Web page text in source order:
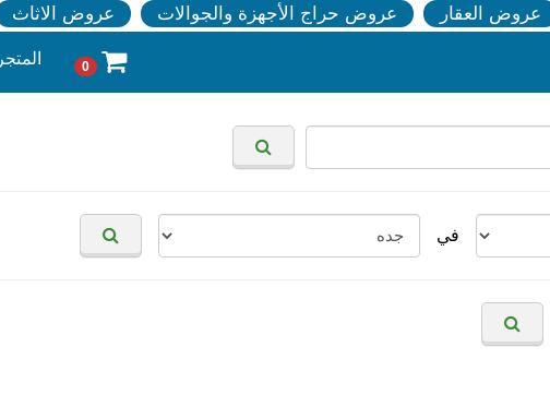
عروض العقار عروض حراج الأجهزة والجوالات عروض الاثاث
0 المتجر
في